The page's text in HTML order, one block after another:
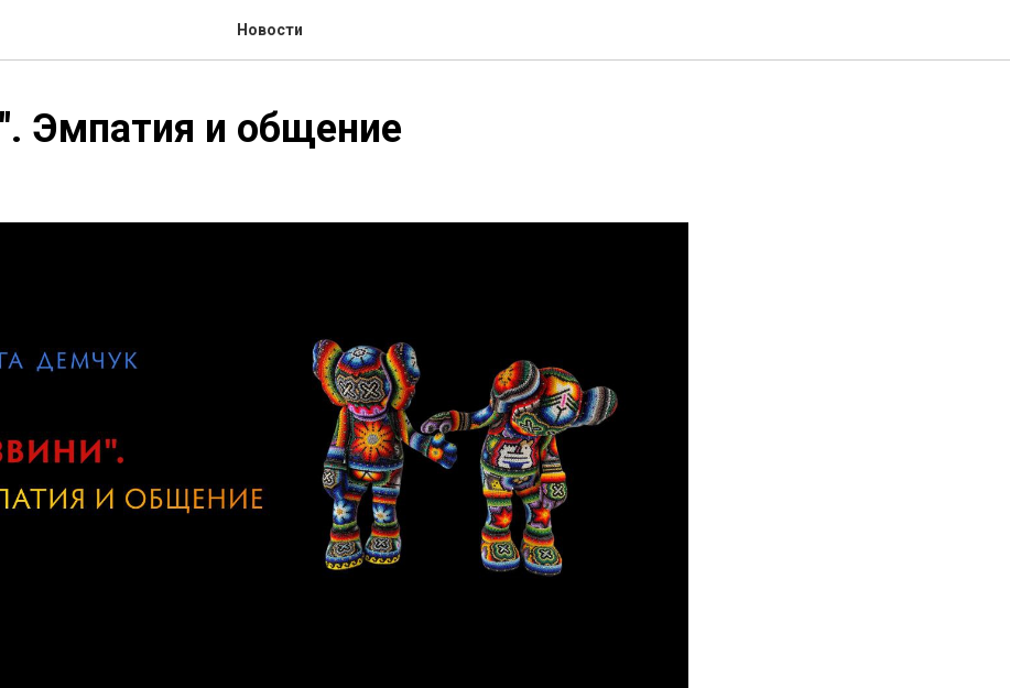
Новости
Эмпатия и общение